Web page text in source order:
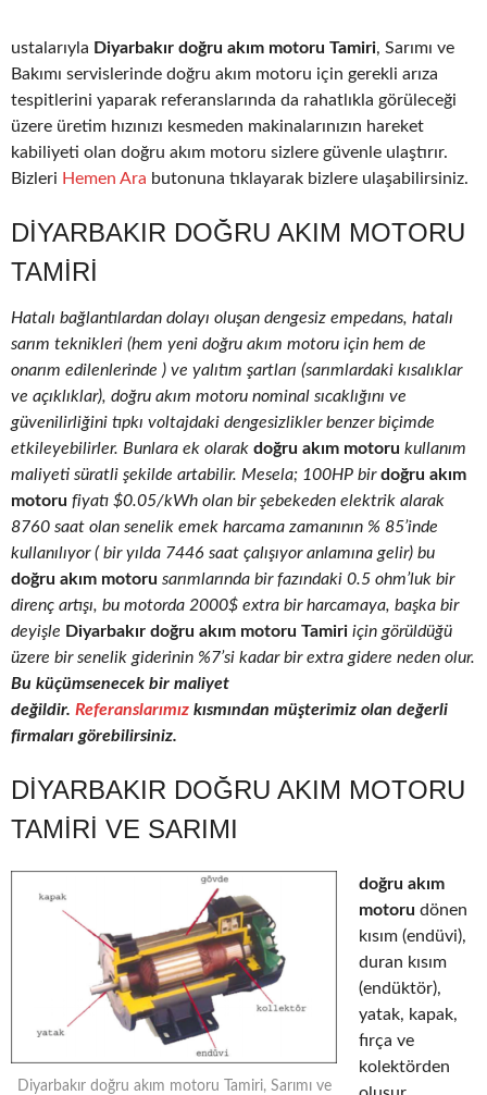
ustalarıyla Diyarbakır doğru akım motoru Tamiri, Sarımı ve
Bakımı servislerinde doğru akım motoru için gerekli arıza
tespitlerini yaparak referanslarında da rahatlıkla görüleceği
üzere üretim hızınızı kesmeden makinalarınızın hareket
kabiliyeti olan doğru akım motoru sizlere güvenle ulaştırır.
Bizleri Hemen Ara butonuna tıklayarak bizlere ulaşabilirsiniz.
DIYARBAKIR DOĞRU AKIM MOTORU
TAMIRI
Hatalı bağlantılardan dolayı oluşan dengesiz empedans, hatalı
sarım teknikleri (hem yeni doğru akım motoru için hem de
onarım edilenlerinde ) ve yalıtım şartları (sarımlardaki kısalıklar
ve açıklıklar), doğru akım motoru nominal sıcaklığını ve
güvenilirliğini tıpkı voltajdaki dengesizlikler benzer biçimde
etkileyebilirler. Bunlara ek olarak doğru akım motoru kullanım
maliyeti süratli şekilde artabilir. Mesela; 100HP birdoğru akım
motoru fiyatı $0.05/kWh olan bir şebekeden elektrik alarak
8760 saat olan senelik emek harcama zamanının % 85’inde
kullanılıyor ( bir yılda 7446 saat çalışıyor anlamına gelir) bu
doğru akım motoru sarımlarında bir fazındaki 0.5 ohm’luk bir
direnç artışı, bu motorda 2000$ extra bir harcamaya, başka bir
deyişle Diyarbakır doğru akım motoru Tamiri için görüldüğü
üzere bir senelik giderinin %7’si kadar bir extra gidere neden olur.
Bu küçümsenecek bir maliyet
değildir. Referanslarımız kısmından müşterimiz olan değerli
firmaları görebilirsiniz.
DIYARBAKIR DOĞRU AKIM MOTORU
TAMIRI VE SARIMI
Diyarbakır doğru akım motoru Tamiri, Sarımı ve
doğru akım
motoru dönen
kısım (endüvi),
duran kısım
(endüktör),
yatak, kapak,
fırça ve
kolektörden